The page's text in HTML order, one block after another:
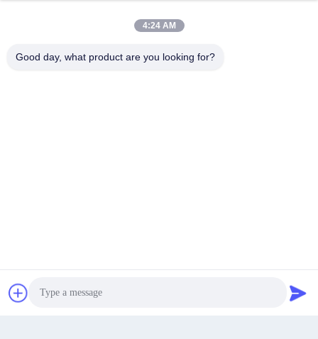
Adresse
4:24 AM
Good day, what product are you looking for?